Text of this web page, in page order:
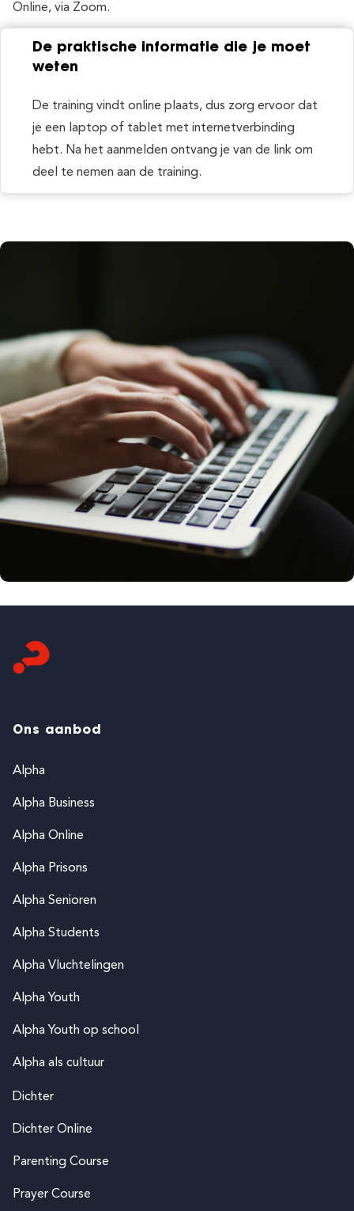
Online, via Zoom.
De praktische informatie die je moet
weten
De training vindt online plaats, dus zorg ervoor dat
je een laptop of tablet met internetverbinding
hebt. Na het aanmelden ontvang je van de link om
deel te nemen aan de training.
Ons aanbod
Alpha
Alpha Business
Alpha Online
Alpha Prisons
Alpha Senioren
Alpha Students
Alpha Vluchtelingen
Alpha Youth
Alpha Youth op school
Alpha als cultuur
Dichter
Dichter Online
Parenting Course
Prayer Course